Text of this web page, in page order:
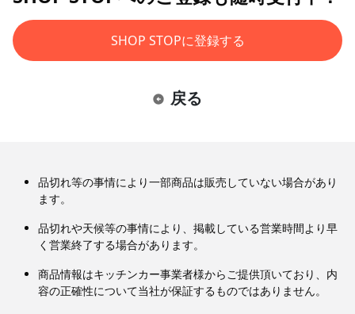
SHOP STOPに登録する
戻る
品切れ等の事情により一部商品は販売していない場合があり
ます。
品切れや天候等の事情により、掲載している営業時間より早
く営業終了する場合があります。
商品情報はキッチンカー事業者様からご提供頂いており、内
容の正確性について当社が保証するものではありません。